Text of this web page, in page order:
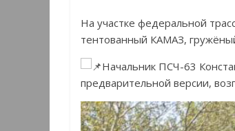
На участке федеральной
тентованный КАМАЗ,
Начальник ПСЧ-63
предварительной версии,